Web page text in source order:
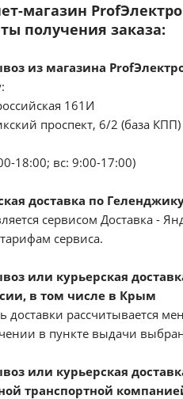
магазин
получения заказа:
из магазина
161И
проспект, 6/2 (база КПП)
18:00; вс: 9:00-17:00)
доставка по
сервисом Доставка -
сервиса.
или курьерская
в том числе в Крым
доставки рассчитывается
в пункте выдачи
или курьерская
транспортной